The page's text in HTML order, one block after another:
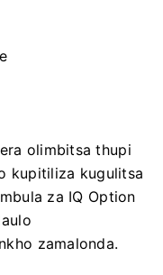
olimbitsa thupi
kupitiliza kugulitsa
za IQ Option
zamalonda.